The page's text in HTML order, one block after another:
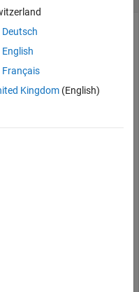
if its data type is
point: binary point
Deutsch
English
Français
Kingdom(English)